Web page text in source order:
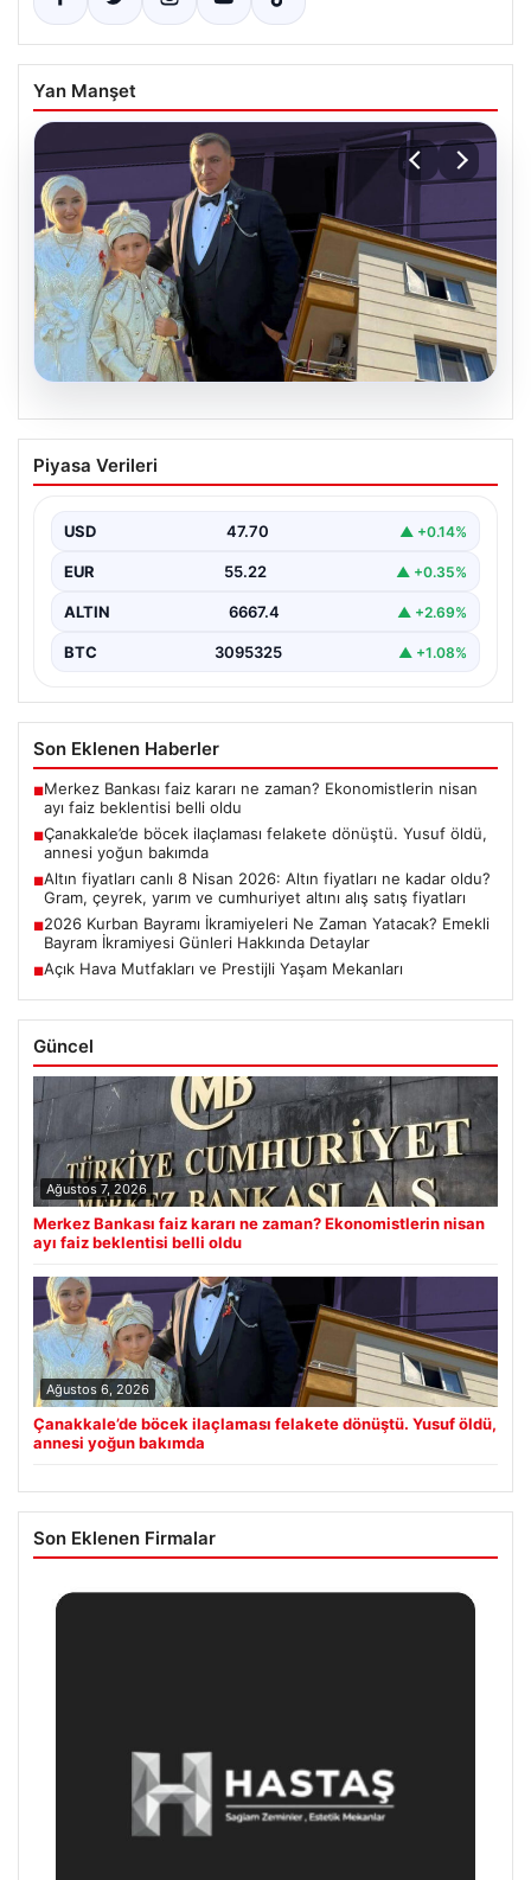
Yan Manşet
06.08.2026
Çanakkale’de böcek ilaçlaması felakete
dönüştü. Yusuf öldü, annesi yoğun
Piyasa Verileri
USD 47.70 ▲ +0.14%
EUR 55.22 ▲ +0.35%
ALTIN 6667.4 ▲ +2.69%
BTC 3095325 ▲ +1.08%
Son Eklenen Haberler
■Merkez Bankası faiz kararı ne zaman? Ekonomistlerin nisan
ayı faiz beklentisi belli oldu
■Çanakkale’de böcek ilaçlaması felakete dönüştü. Yusuf öldü,
annesi yoğun bakımda
■Altın fiyatları canlı 8 Nisan 2026: Altın fiyatları ne kadar oldu?
Gram, çeyrek, yarım ve cumhuriyet altını alış satış fiyatları
■2026 Kurban Bayramı İkramiyeleri Ne Zaman Yatacak? Emekli
Bayram İkramiyesi Günleri Hakkında Detaylar
■Açık Hava Mutfakları ve Prestijli Yaşam Mekanları
Güncel
Ağustos 7, 2026
Merkez Bankası faiz kararı ne zaman? Ekonomistlerin nisan
ayı faiz beklentisi belli oldu
Ağustos 6, 2026
Çanakkale’de böcek ilaçlaması felakete dönüştü. Yusuf öldü,
annesi yoğun bakımda
Son Eklenen Firmalar